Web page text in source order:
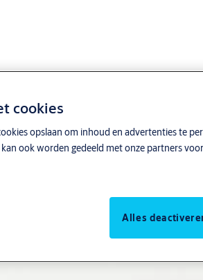
Wilt u zeker weten
onze Gratis
diepgaand inzicht in
u mogelijke
Vraag de gratis scan
cookies
opslaan om inhoud en advertenties te
ook worden gedeeld met onze partners
Alles